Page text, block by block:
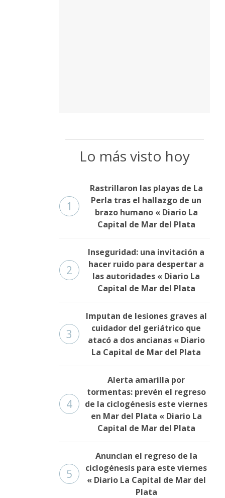
Lo más visto hoy
1
Rastrillaron las playas de La
Perla tras el hallazgo de un
brazo humano « Diario La
Capital de Mar del Plata
2
Inseguridad: una invitación a
hacer ruido para despertar a
las autoridades « Diario La
Capital de Mar del Plata
3
Imputan de lesiones graves al
cuidador del geriátrico que
atacó a dos ancianas « Diario
La Capital de Mar del Plata
4
Alerta amarilla por
tormentas: prevén el regreso
de la ciclogénesis este viernes
en Mar del Plata « Diario La
Capital de Mar del Plata
5
Anuncian el regreso de la
ciclogénesis para este viernes
« Diario La Capital de Mar del
Plata